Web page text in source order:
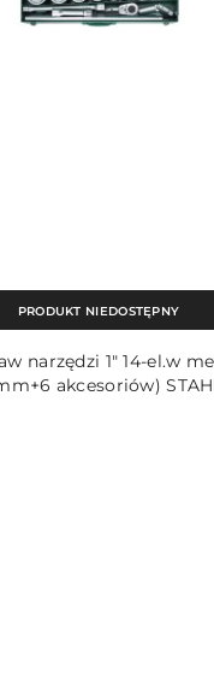
narzędzi 1" 14-el.w
akcesoriów)
PRODUKT NIEDOSTĘPNY